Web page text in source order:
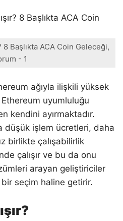
8 Başlıkta ACA Coin Geleceği,
- 1
ağıyla ilişkili yüksek
uyumluluğu
kendini ayırmaktadır.
düşük işlem ücretleri, daha
birlikte çalışabilirlik
çalışır ve bu da onu
arayan geliştiriciler
bir seçim haline getirir.